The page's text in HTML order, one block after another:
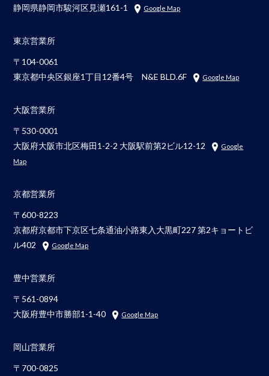
静岡県静岡市駿河区見瀬161-1
Google Map
東京営業所
〒104-0061
東京都中央区銀座1丁目12番4号 N&E BLD.6F
Google Map
大阪営業所
〒530-0001
大阪府大阪市北区梅田1-2-2 大阪駅前第2ビル12-12
Google
Map
京都営業所
〒600-8223
京都府京都市下京区七条通油小路東入大黒町227 第2キョートビ
ル402
Google Map
豊中営業所
〒561-0894
大阪府豊中市勝部1-1-40
Google Map
岡山営業所
〒700-0825